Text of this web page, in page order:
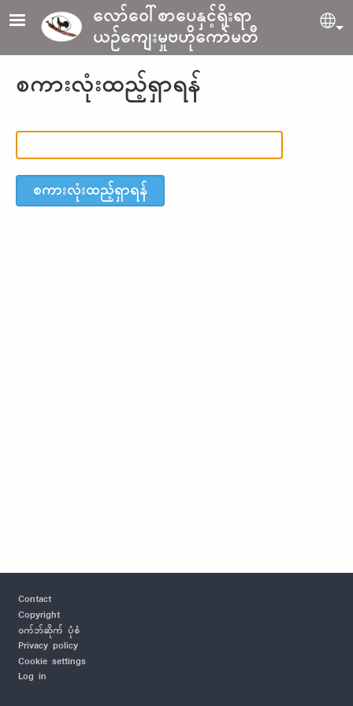
Skip to main contentလော်ဝေါ်စာပေနှင့်ရိုးရာ
ယဉ်ကျေးမှုဗဟိုကော်မတီ
စကားလုံးထည့်ရှာရန်
Footer
Contact
Copyright
ဝက်ဘ်ဆိုက် ပုံစံ
Privacy policy
Cookie settings
Log in